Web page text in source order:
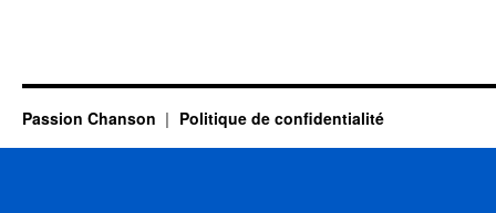
Passion Chanson Politique de confidentialité